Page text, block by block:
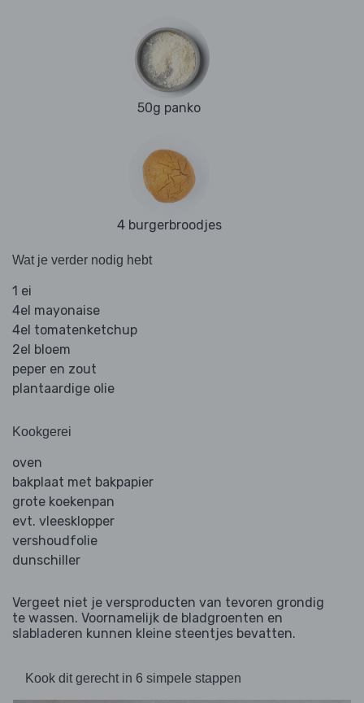
50g panko
4 burgerbroodjes
Wat je verder nodig hebt
1 ei
4el mayonaise
4el tomatenketchup
2el bloem
peper en zout
plantaardige olie
Kookgerei
oven
bakplaat met bakpapier
grote koekenpan
evt. vleesklopper
vershoudfolie
dunschiller
Vergeet niet je versproducten van tevoren grondig
te wassen. Voornamelijk de bladgroenten en
slabladeren kunnen kleine steentjes bevatten.
Kook dit gerecht in 6 simpele stappen